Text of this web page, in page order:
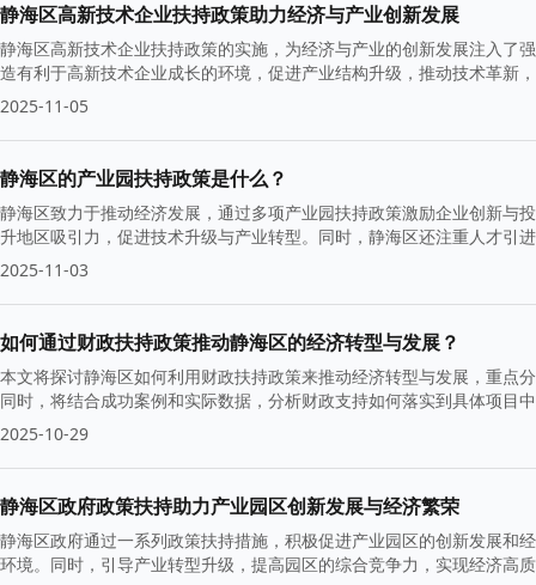
静海区高新技术企业扶持政策助力经济与产业创新发展
静海区高新技术企业扶持政策的实施，为经济与产业的创新发展注入了
造有利于高新技术企业成长的环境，促进产业结构升级，推动技术革新
2025-11-05
静海区的产业园扶持政策是什么？
静海区致力于推动经济发展，通过多项产业园扶持政策激励企业创新与
升地区吸引力，促进技术升级与产业转型。同时，静海区还注重人才引
展。
2025-11-03
如何通过财政扶持政策推动静海区的经济转型与发展？
本文将探讨静海区如何利用财政扶持政策来推动经济转型与发展，重点
同时，将结合成功案例和实际数据，分析财政支持如何落实到具体项目
2025-10-29
静海区政府政策扶持助力产业园区创新发展与经济繁荣
静海区政府通过一系列政策扶持措施，积极促进产业园区的创新发展和
环境。同时，引导产业转型升级，提高园区的综合竞争力，实现经济高